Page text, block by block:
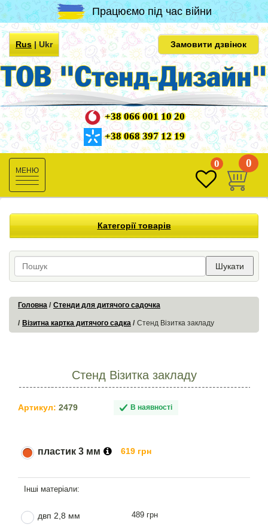
Працюємо під час війни
Rus|Ukr Замовити дзвінок
+38 066 001 10 20
+38 068 397 12 19
Toggle
navigation
0 0
Категорії товарів
Шукати
Головна Стенди для дитячого садочка
Візитна картка дитячого садка Стенд Візитка закладу
Стенд Візитка закладу
Артикул: 2479 В наявності
пластик 3 мм 619 грн
двп 2,8 мм 489 грн